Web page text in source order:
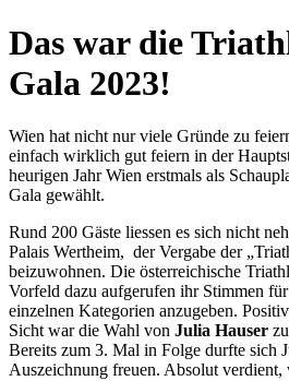
Das war die
Gala 2023!
Wien hat nicht nur viele Gründe zu
einfach wirklich gut feiern in der
heurigen Jahr Wien erstmals als
Gala gewählt.
Rund 200 Gäste liessen es sich nicht
Palais Wertheim, der Vergabe der
beizuwohnen. Die österreichische
Vorfeld dazu aufgerufen ihr Stimmen
einzelnen Kategorien anzugeben.
Sicht war die Wahl von Julia Hauser
Bereits zum 3. Mal in Folge durfte sich
Auszeichnung freuen. Absolut